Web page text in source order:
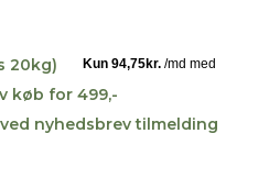
20kg)
køb for 499,-
nyhedsbrev tilmelding